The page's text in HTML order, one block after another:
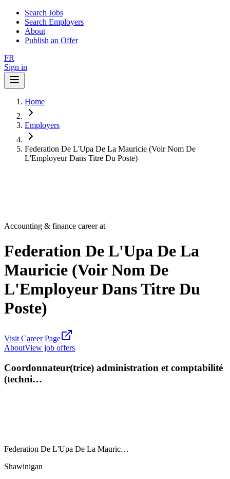
Search Jobs
Search Employers
About
Publish an Offer
FR
Sign in
Home
Employers
Federation De L'Upa De La Mauricie (Voir Nom De
L'Employeur Dans Titre Du Poste)
Accounting & finance career at
Federation De L'Upa De La
Mauricie (Voir Nom De
L'Employeur Dans Titre Du
Poste)
Visit Career Page
AboutView job offers
Coordonnateur(trice) administration et comptabilité
(techni…
Federation De L'Upa De La Mauric…
Shawinigan